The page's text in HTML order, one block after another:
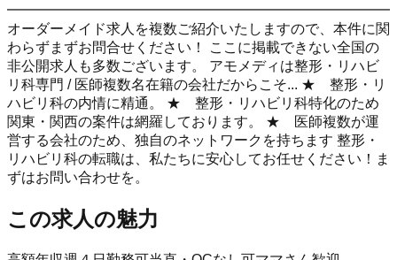
━━━━━━━━━━━━━━━━━━━━━━━━━━━
オーダーメイド求人を複数ご紹介いたしますので、本件に関
わらずまずお問合せください！ ここに掲載できない全国の
非公開求人も多数ございます。 アモメディは整形・リハビ
リ科専門 / 医師複数名在籍の会社だからこそ... ★ 整形・リ
ハビリ科の内情に精通。 ★ 整形・リハビリ科特化のため
関東・関西の案件は網羅しております。 ★ 医師複数が運
営する会社のため、独自のネットワークを持ちます 整形・
リハビリ科の転職は、私たちに安心してお任せください！ま
ずはお問い合わせを。
この求人の魅力